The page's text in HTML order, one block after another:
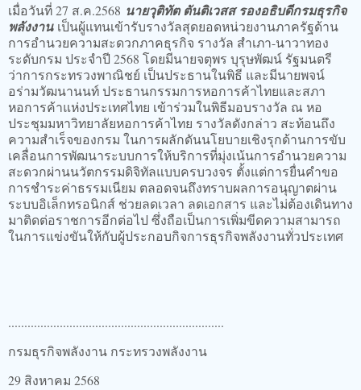
เมื่อวันที่ 27 ส.ค.2568 นายวุติทัต ตันติเวสส รองอธิบดีกรมธุรกิจ
พลังงานเป็นผู้แทนเข้ารับรางวัลสุดยอดหน่วยงานภาครัฐด้าน
การอำนวยความสะดวกภาคธุรกิจ รางวัล สำเภา-นาวาทอง
ระดับกรม ประจำปี 2568 โดยมีนายจตุพร บุรุษพัฒน์ รัฐมนตรี
ว่าการกระทรวงพาณิชย์ เป็นประธานในพิธี และมีนายพจน์
อร่ามวัฒนานนท์ ประธานกรรมการหอการค้าไทยและสภา
หอการค้าแห่งประเทศไทย เข้าร่วมในพิธีมอบรางวัล ณ หอ
ประชุมมหาวิทยาลัยหอการค้าไทย รางวัลดังกล่าว สะท้อนถึง
ความสำเร็จของกรม ในการผลักดันนโยบายเชิงรุกด้านการขับ
เคลื่อนการพัฒนาระบบการให้บริการที่มุ่งเน้นการอำนวยความ
สะดวกผ่านนวัตกรรมดิจิทัลแบบครบวงจร ตั้งแต่การยื่นคำขอ
การชำระค่าธรรมเนียม ตลอดจนถึงทราบผลการอนุญาตผ่าน
ระบบอิเล็กทรอนิกส์ ช่วยลดเวลา ลดเอกสาร และไม่ต้องเดินทาง
มาติดต่อราชการอีกต่อไป ซึ่งถือเป็นการเพิ่มขีดความสามารถ
ในการแข่งขันให้กับผู้ประกอบกิจการธุรกิจพลังงานทั่วประเทศ
...................................................................
กรมธุรกิจพลังงาน กระทรวงพลังงาน
29 สิงหาคม 2568